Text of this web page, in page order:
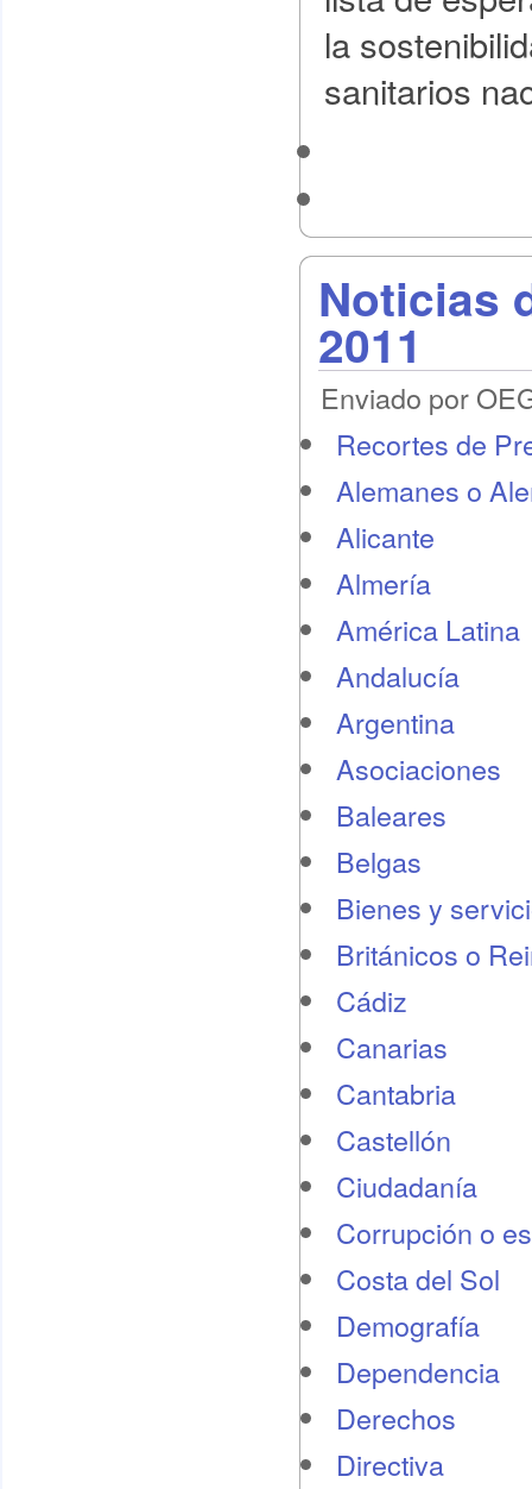
la
sanitarios
Noticias
2011
Enviado por
Recortes de
Alemanes o
Alicante
Almería
América Latina
Andalucía
Argentina
Asociaciones
Baleares
Belgas
Bienes y
Británicos o
Cádiz
Canarias
Cantabria
Castellón
Ciudadanía
Corrupción o
Costa del Sol
Demografí­a
Dependencia
Derechos
Directiva